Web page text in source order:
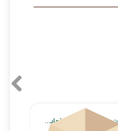
بدون محصول جهت نمایش